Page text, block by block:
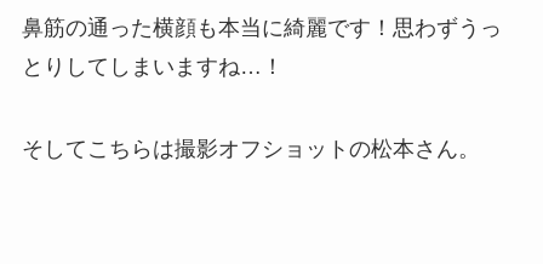
鼻筋の通った横顔も本当に綺麗です！思わずうっ
とりしてしまいますね…！
そしてこちらは撮影オフショットの松本さん。